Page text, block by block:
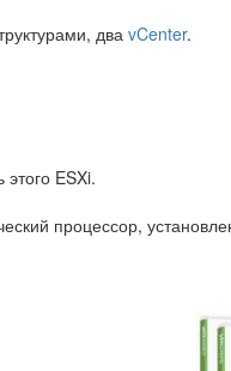
два vCenter.
ESXi.
процессор,